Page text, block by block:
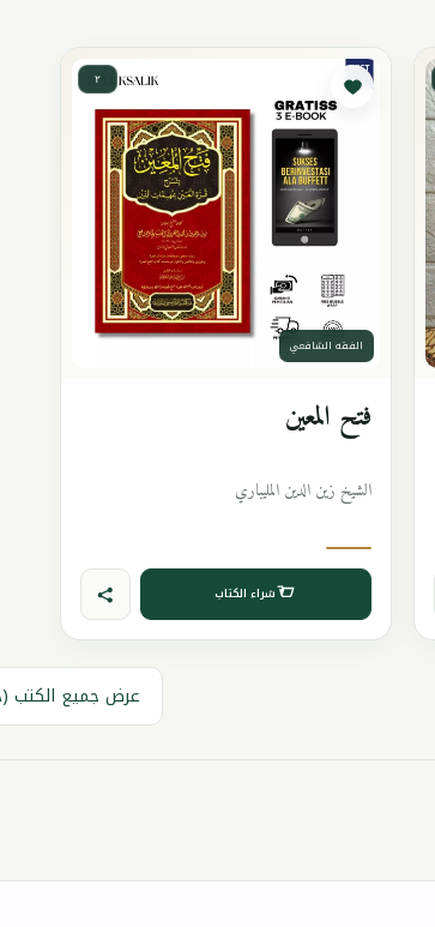
٢
الفقه الشافعي
فتح المعين
الشيخ زين الدين المليباري
شراء الكتاب
عرض جميع الكتب (٤٨)